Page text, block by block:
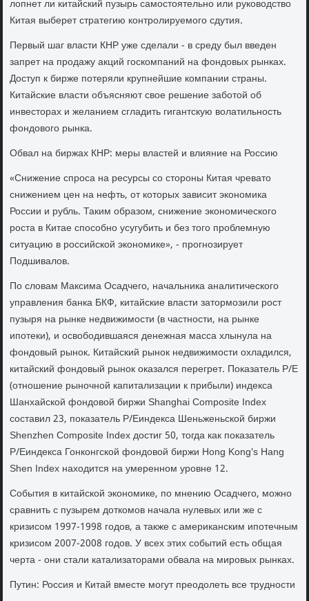
лопнет ли китайский пузырь самостоятельно или руководство
Китая выберет стратегию контролируемого сдутия.
Первый шаг власти КНР уже сделали - в среду был введен
запрет на продажу акций госкомпаний на фондовых рынках.
Доступ к бирже потеряли крупнейшие компании страны.
Китайские власти объясняют свое решение заботой об
инвесторах и желанием сгладить гигантскую волатильность
фондового рынка.
Обвал на биржах КНР: меры властей и влияние на Россию
«Снижение спроса на ресурсы со стороны Китая чревато
снижением цен на нефть, от которых зависит экономика
России и рубль. Таким образом, снижение экономического
роста в Китае способно усугубить и без того проблемную
ситуацию в российской экономике», - прогнозирует
Подшивалов.
По словам Максима Осадчего, начальника аналитического
управления банка БКФ, китайские власти затормозили рост
пузыря на рынке недвижимости (в частности, на рынке
ипотеки), и освободившаяся денежная масса хлынула на
фондовый рынок. Китайский рынок недвижимости охладился,
китайский фондовый рынок оказался перегрет. Показатель P/E
(отношение рыночной капитализации к прибыли) индекса
Шанхайской фондовой биржи Shanghai Composite Index
составил 23, показатель P/Eиндекса Шеньженьской биржи
Shenzhen Composite Index достиг 50, тогда как показатель
P/Eиндекса Гонконгской фондовой биржи Hong Kong's Hang
Shen Index находится на умеренном уровне 12.
События в китайской экономике, по мнению Осадчего, можно
сравнить с пузырем доткомов начала нулевых или же с
кризисом 1997-1998 годов, а также с американским ипотечным
кризисом 2007-2008 годов. У всех этих событий есть общая
черта - они стали катализаторами обвала на мировых рынках.
Путин: Россия и Китай вместе могут преодолеть все трудности